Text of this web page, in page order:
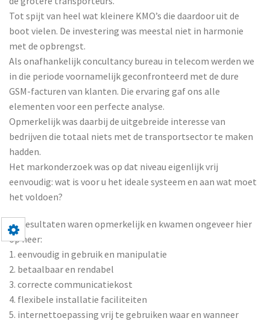
Tot spijt van heel wat kleinere KMO’s die daardoor uit de
boot vielen. De investering was meestal niet in harmonie
met de opbrengst.
Als onafhankelijk concultancy bureau in telecom werden we
in die periode voornamelijk geconfronteerd met de dure
GSM-facturen van klanten. Die ervaring gaf ons alle
elementen voor een perfecte analyse.
Opmerkelijk was daarbij de uitgebreide interesse van
bedrijven die totaal niets met de transportsector te maken
hadden.
Het markonderzoek was op dat niveau eigenlijk vrij
eenvoudig: wat is voor u het ideale systeem en aan wat moet
het voldoen?
De resultaten waren opmerkelijk en kwamen ongeveer hier
op neer:
1. eenvoudig in gebruik en manipulatie
2. betaalbaar en rendabel
3. correcte communicatiekost
4. flexibele installatie faciliteiten
5. internettoepassing vrij te gebruiken waar en wanneer